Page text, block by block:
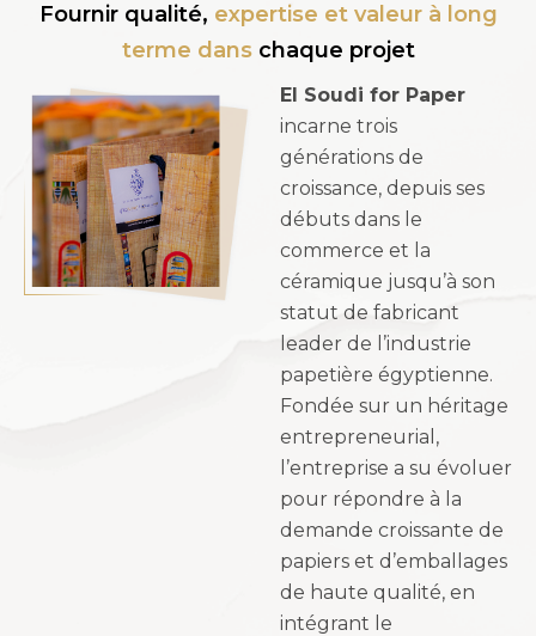
Fournir qualité, expertise et valeur à long
terme danschaque projet
El Soudi for Paper
incarne trois
générations de
croissance, depuis ses
débuts dans le
commerce et la
céramique jusqu’à son
statut de fabricant
leader de l’industrie
papetière égyptienne.
Fondée sur un héritage
entrepreneurial,
l’entreprise a su évoluer
pour répondre à la
demande croissante de
papiers et d’emballages
de haute qualité, en
intégrant le